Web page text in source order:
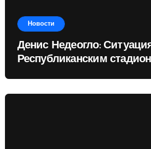
Новости
Денис Недеогло:
Республиканским